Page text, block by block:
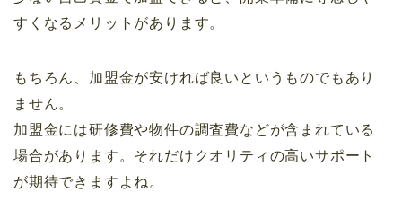
すくなるメリットがあります。
もちろん、加盟金が安ければ良いというものでもあり
ません。
加盟金には研修費や物件の調査費などが含まれている
場合があります。それだけクオリティの高いサポート
が期待できますよね。